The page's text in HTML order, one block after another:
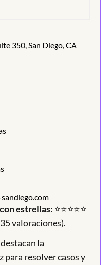
350, San Diego, CA
estrellas: ⭐⭐⭐⭐⭐
valoraciones).
la
para resolver casos y